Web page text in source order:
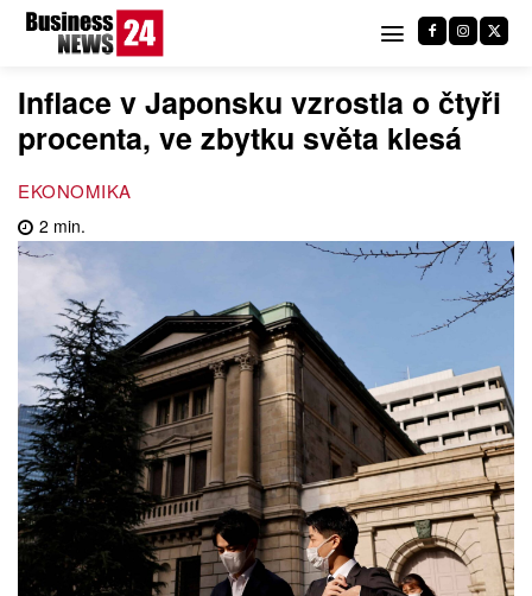
Inflace v Japonsku vzrostla o čtyři
procenta, ve zbytku světa klesá
EKONOMIKA
2 min.